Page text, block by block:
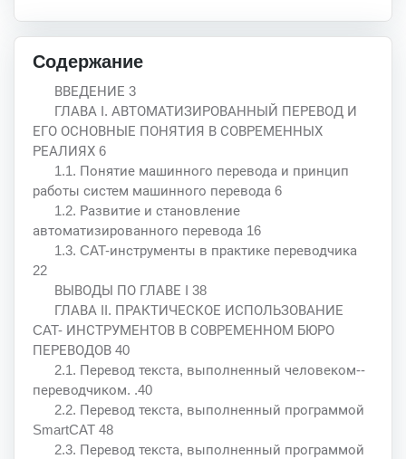
Содержание
ВВЕДЕНИЕ 3
ГЛАВА I. АВТОМАТИЗИРОВАННЫЙ ПЕРЕВОД И
ЕГО ОСНОВНЫЕ ПОНЯТИЯ В СОВРЕМЕННЫХ
РЕАЛИЯХ 6
1.1. Понятие машинного перевода и принцип
работы систем машинного перевода 6
1.2. Развитие и становление
автоматизированного перевода 16
1.3. CAT-инструменты в практике переводчика
22
ВЫВОДЫ ПО ГЛАВЕ I 38
ГЛАВА II. ПРАКТИЧЕСКОЕ ИСПОЛЬЗОВАНИЕ
CAT- ИНСТРУМЕНТОВ В СОВРЕМЕННОМ БЮРО
ПЕРЕВОДОВ 40
2.1. Перевод текста, выполненный человеком--
переводчиком. .40
2.2. Перевод текста, выполненный программой
SmartCAT 48
2.3. Перевод текста, выполненный программой